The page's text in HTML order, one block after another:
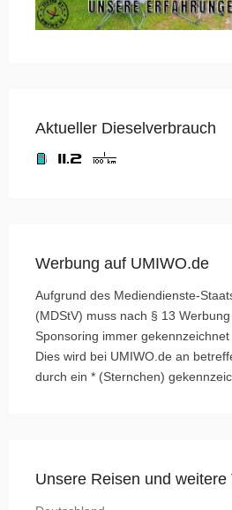
Aktueller Dieselverbrauch
Werbung auf UMIWO.de
Aufgrund des Mediendienste-
(MDStV) muss nach § 13
Sponsoring immer
Dies wird bei UMIWO.de an
durch ein * (Sternchen)
Unsere Reisen und weitere